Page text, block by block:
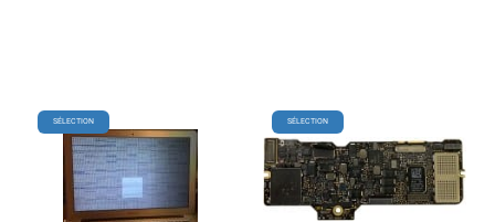
SÉLECTION Add to Wishlist
Add to Compare
SÉLECTION